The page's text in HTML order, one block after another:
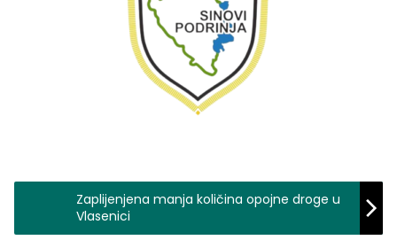
Zaplijenjena manja količina opojne droge u
Vlasenici